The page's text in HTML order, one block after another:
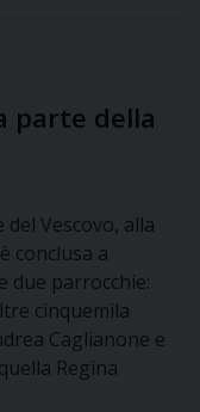
parte della
Vescovo, alla
conclusa a
due parrocchie:
cinquemila
Caglianone e
Regina